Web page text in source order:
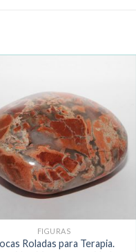
lista de
deseos
FIGURAS
Roladas para Terapia.